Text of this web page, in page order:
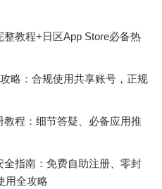
教程+日区App Store必备热
略：合规使用共享账号，正规
教程：细节答疑、必备应用推
全指南：免费自助注册、零封
用全攻略